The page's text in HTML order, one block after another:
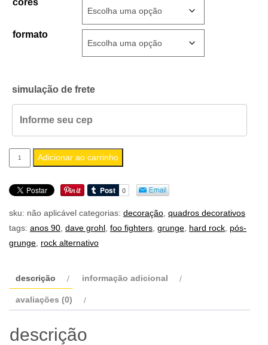
cores
formato
simulação de frete
quadro
a4
foo
there
is
nothing
lose
capa
Adicionar ao carrinho
sku: não aplicável categorias: decoração quadros decorativos
tags: anos 90 dave grohl foo fighters grunge hard rock pós-
grunge rock alternativo
descrição informação adicional
avaliações (0)
descrição